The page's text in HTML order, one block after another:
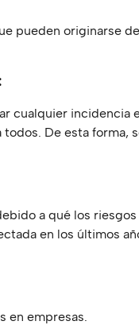
pueden originarse
cualquier incidencia
De esta forma,
a qué los
en los últimos
en empresas.